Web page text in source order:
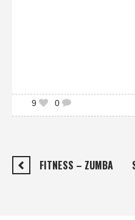
0
9
FITNESS – ZUMBA